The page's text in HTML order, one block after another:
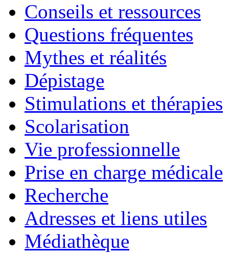
Conseils et ressources
Questions fréquentes
Mythes et réalités
Dépistage
Stimulations et thérapies
Scolarisation
Vie professionnelle
Prise en charge médicale
Recherche
Adresses et liens utiles
Médiathèque